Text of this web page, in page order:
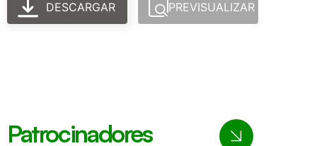
DESCARGAR PREVISUALIZAR
Patrocinadores